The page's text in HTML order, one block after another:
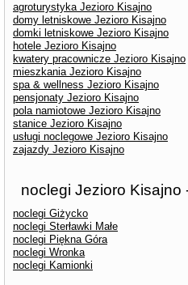
agroturystyka Jezioro Kisajno
domy letniskowe Jezioro Kisajno
domki letniskowe Jezioro Kisajno
hotele Jezioro Kisajno
kwatery pracownicze Jezioro Kisajno
mieszkania Jezioro Kisajno
spa & wellness Jezioro Kisajno
pensjonaty Jezioro Kisajno
pola namiotowe Jezioro Kisajno
stanice Jezioro Kisajno
usługi noclegowe Jezioro Kisajno
zajazdy Jezioro Kisajno
noclegi Jezioro Kisajno
noclegi Giżycko
noclegi Sterławki Małe
noclegi Piękna Góra
noclegi Wronka
noclegi Kamionki